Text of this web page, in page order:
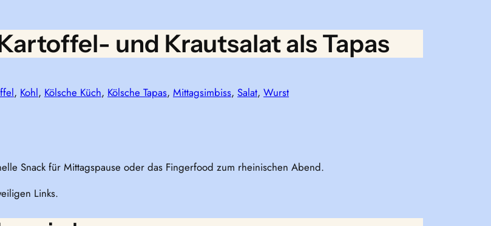
und Krautsalat als Tapas
, Kohl, Kölsche Küch, Kölsche Tapas, Mittagsimbiss, Salat, Wurst
Snack für Mittagspause oder das Fingerfood zum rheinischen Abend.
Links.